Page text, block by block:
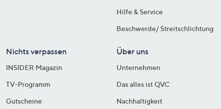
Hilfe & Service
Beschwerde/ Streitschlichtung
Nichts verpassen
INSIDER Magazin
TV-Programm
Gutscheine
Über uns
Unternehmen
Das alles ist QVC
Nachhaltigkeit